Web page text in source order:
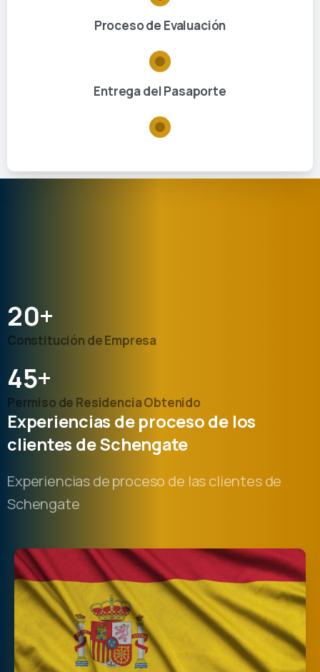
Proceso de Evaluación
Entrega del Pasaporte
20+
Constitución de Empresa
45+
Permiso de Residencia Obtenido
Experiencias de procesode los
clientes deSchengate
Experiencias de proceso de las clientes de
Schengate